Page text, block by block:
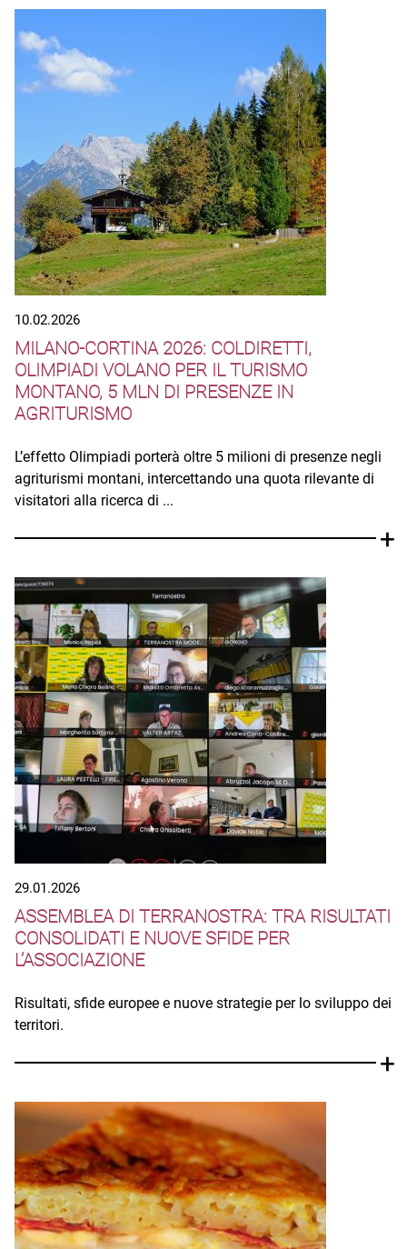
10.02.2026
MILANO-CORTINA 2026: COLDIRETTI,
OLIMPIADI VOLANO PER IL TURISMO
MONTANO, 5 MLN DI PRESENZE IN
AGRITURISMO
L’effetto Olimpiadi porterà oltre 5 milioni di presenze negli
agriturismi montani, intercettando una quota rilevante di
visitatori alla ricerca di ...
29.01.2026
ASSEMBLEA DI TERRANOSTRA: TRA RISULTATI
CONSOLIDATI E NUOVE SFIDE PER
L’ASSOCIAZIONE
Risultati, sfide europee e nuove strategie per lo sviluppo dei
territori.